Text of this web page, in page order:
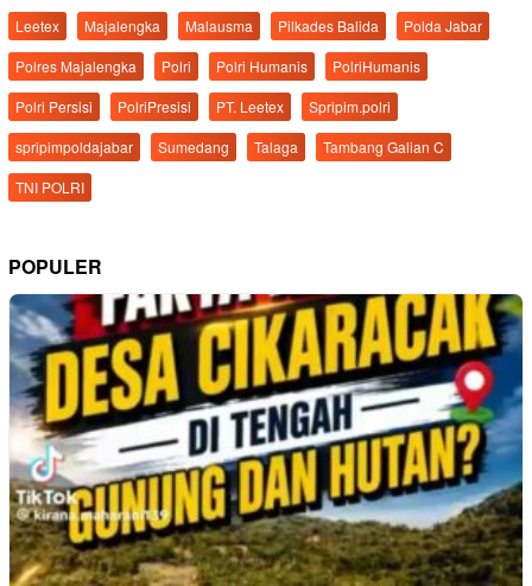
Leetex Majalengka Malausma Pilkades Balida
Polda Jabar
Polres Majalengka
Polri Polri Humanis
PolriHumanis
Polri Persisi
PolriPresisi PT. Leetex
Spripim.polri
spripimpoldajabar
Sumedang Talaga
Tambang Galian C
TNI POLRI
POPULER